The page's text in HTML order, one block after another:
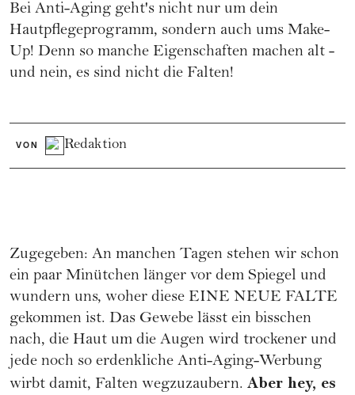
Bei Anti-Aging geht's nicht nur um dein
Hautpflegeprogramm, sondern auch ums Make-
Up! Denn so manche Eigenschaften machen alt -
und nein, es sind nicht die Falten!
VON Redaktion
Zugegeben: An manchen Tagen stehen wir schon
ein paar Minütchen länger vor dem Spiegel und
wundern uns, woher diese EINE NEUE FALTE
gekommen ist. Das Gewebe lässt ein bisschen
nach, die Haut um die Augen wird trockener und
jede noch so erdenkliche Anti-Aging-Werbung
wirbt damit, Falten wegzuzaubern. Aber hey, es